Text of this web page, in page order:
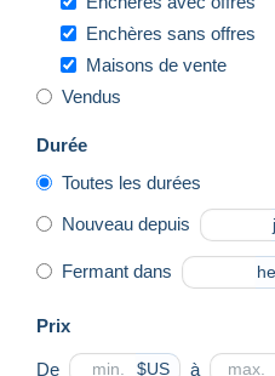
Enchères sans offres
Maisons de vente
Vendus
Durée
Toutes les durées
Nouveau depuis
Fermant dans
Prix
De $US à